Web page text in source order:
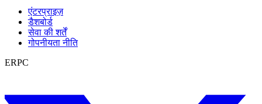
एंटरप्राइज़
डैशबोर्ड
सेवा की शर्तें
गोपनीयता नीति
ERPC